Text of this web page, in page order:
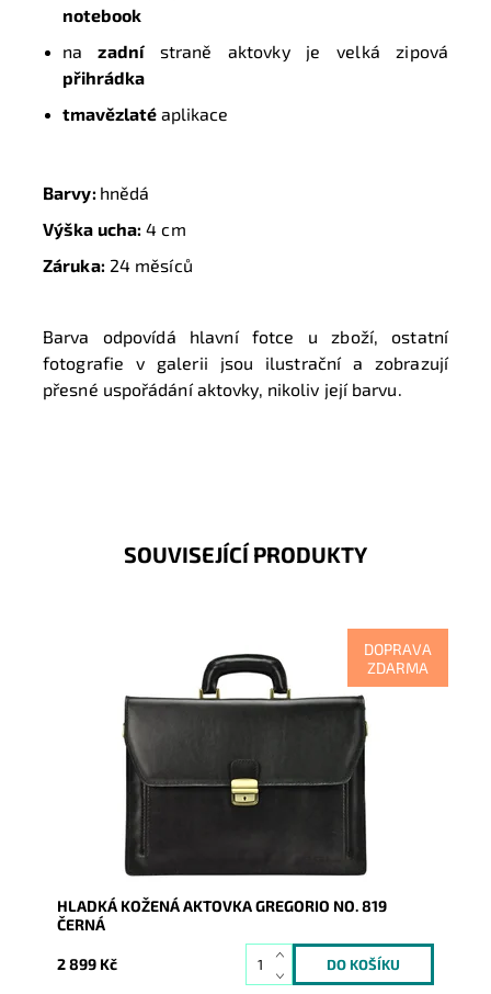
notebook
nazadnístraně aktovky je velká zipová
přihrádka
tmavězlaté aplikace
Barvy: hnědá
Výška ucha: 4 cm
Záruka:24 měsíců
Barva odpovídá hlavní fotce u zboží, ostatní
fotografie v galerii jsou ilustrační a zobrazují
přesné uspořádání aktovky, nikoliv její barvu.
SOUVISEJÍCÍ PRODUKTY
DOPRAVA
ZDARMA
Kvalita na pohled i na dotek, to je velká kožená
aktovka na dokumenty případně i na notebook v
klasické...
Dostupnost:
Gregorio
HLADKÁ KOŽENÁ AKTOVKA GREGORIO NO. 819
ČERNÁ
2 899 Kč